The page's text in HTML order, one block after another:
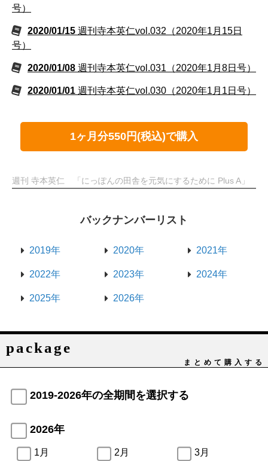
号）
2020/01/15 週刊寺本英仁vol.032（2020年1月15日
号）
2020/01/08 週刊寺本英仁vol.031（2020年1月8日号）
2020/01/01 週刊寺本英仁vol.030（2020年1月1日号）
1ヶ月分550円(税込)で購入
週刊 寺本英仁 「にっぽんの田舎を元気にするために Plus A」
バックナンバーリスト
2019年 2020年 2021年
2022年 2023年 2024年
2025年 2026年
package
まとめて購入する
2019-2026年の全期間を選択する
2026年
1月 2月 3月